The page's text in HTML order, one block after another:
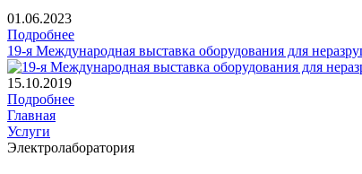
01.06.2023
Подробнее
19-я Международная выставка оборудования для
15.10.2019
Подробнее
Главная
Услуги
Электролаборатория